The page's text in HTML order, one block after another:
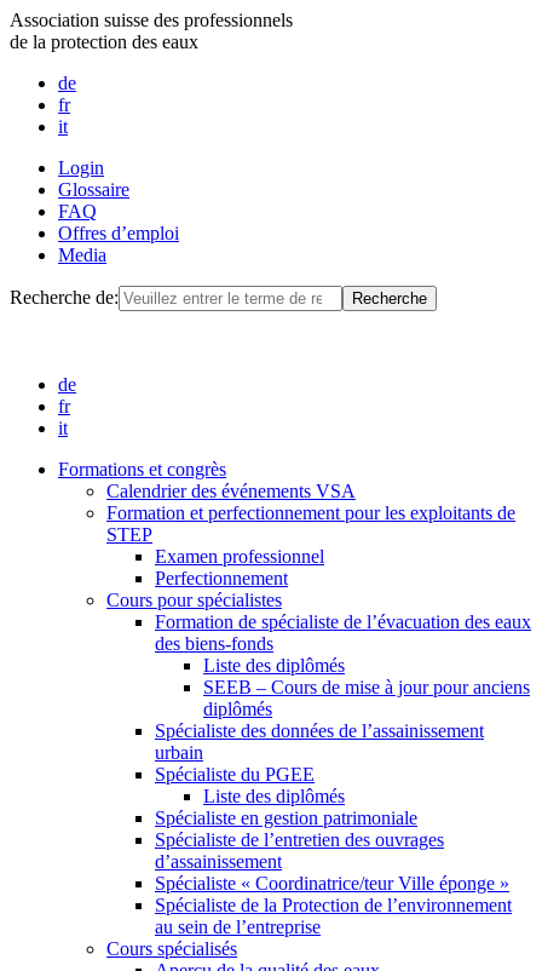
Association suisse des professionnels
de la protection des eaux
de
fr
it
Login
Glossaire
FAQ
Offres d’emploi
Media
Recherche de:
de
fr
it
Formations et congrès
Calendrier des événements VSA
Formation et perfectionnement pour les exploitants de
STEP
Examen professionnel
Perfectionnement
Cours pour spécialistes
Formation de spécialiste de l’évacuation des eaux
des biens-fonds
Liste des diplômés
SEEB – Cours de mise à jour pour anciens
diplômés
Spécialiste des données de l’assainissement
urbain
Spécialiste du PGEE
Liste des diplômés
Spécialiste en gestion patrimoniale
Spécialiste de l’entretien des ouvrages
d’assainissement
Spécialiste « Coordinatrice/teur Ville éponge »
Spécialiste de la Protection de l’environnement
au sein de l’entreprise
Cours spécialisés